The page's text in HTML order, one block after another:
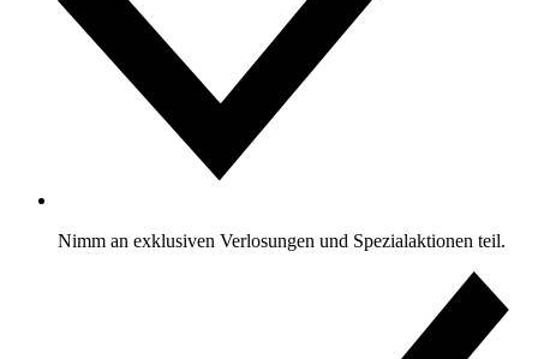
Nimm an exklusiven Verlosungen und Spezialaktionen teil.